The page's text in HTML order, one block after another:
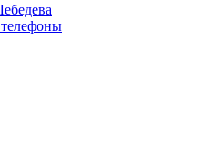
телефоны